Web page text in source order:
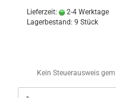
Lieferzeit:
2-4 Werktage
Lagerbestand: 9 Stück
Kein Steuerausweis